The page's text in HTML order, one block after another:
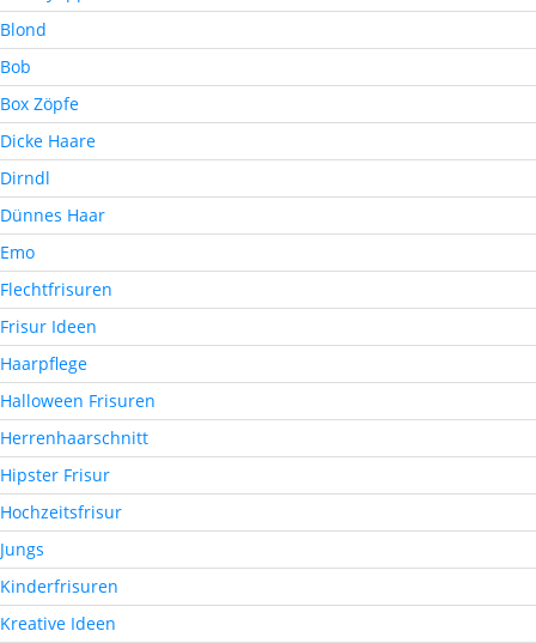
Blond
Bob
Box Zöpfe
Dicke Haare
Dirndl
Dünnes Haar
Emo
Flechtfrisuren
Frisur Ideen
Haarpflege
Halloween Frisuren
Herrenhaarschnitt
Hipster Frisur
Hochzeitsfrisur
Jungs
Kinderfrisuren
Kreative Ideen